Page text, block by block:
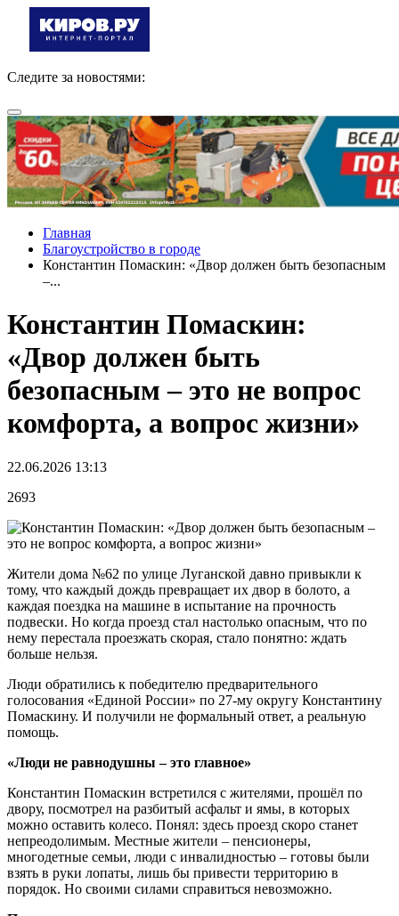
Следите за новостями:
Главная
Благоустройство в городе
Константин Помаскин: «Двор должен быть безопасным
–...
Константин Помаскин:
«Двор должен быть
безопасным – это не вопрос
комфорта, а вопрос жизни»
22.06.2026 13:13
2693
Жители дома №62 по улице Луганской давно привыкли к
тому, что каждый дождь превращает их двор в болото, а
каждая поездка на машине в испытание на прочность
подвески. Но когда проезд стал настолько опасным, что по
нему перестала проезжать скорая, стало понятно: ждать
больше нельзя.
Люди обратились к победителю предварительного
голосования «Единой России» по 27-му округу Константину
Помаскину. И получили не формальный ответ, а реальную
помощь.
«Люди не равнодушны – это главное»
Константин Помаскин встретился с жителями, прошёл по
двору, посмотрел на разбитый асфальт и ямы, в которых
можно оставить колесо. Понял: здесь проезд скоро станет
непреодолимым. Местные жители – пенсионеры,
многодетные семьи, люди с инвалидностью – готовы были
взять в руки лопаты, лишь бы привести территорию в
порядок. Но своими силами справиться невозможно.